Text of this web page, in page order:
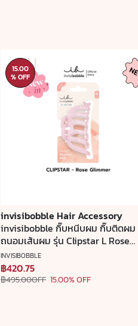
invisibobble Hair Accessory
invisibobble กิ๊บหนีบผม กิ๊บติดผม
ถนอมเส้นผม รุ่น Clipstar L Rose
Glimmer นำเข้าจากเยอรมัน (1
กล่องบรรจุ 1 ชิ้น)
INVISIBOBBLE
฿420.75
฿495.00OFF 15.00% OFF
15.00
% OFF